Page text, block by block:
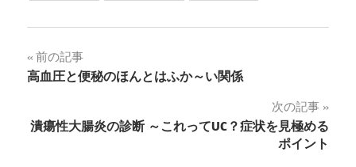
投
稿
ナ
前の記事
高血圧と便秘のほんとはふか～い関係
次の記事
潰瘍性大腸炎の診断 ～これってUC？症状を見極める
ポイント